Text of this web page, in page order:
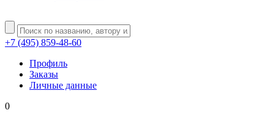
+7 (495) 859-48-60
Профиль
Заказы
Личные данные
0